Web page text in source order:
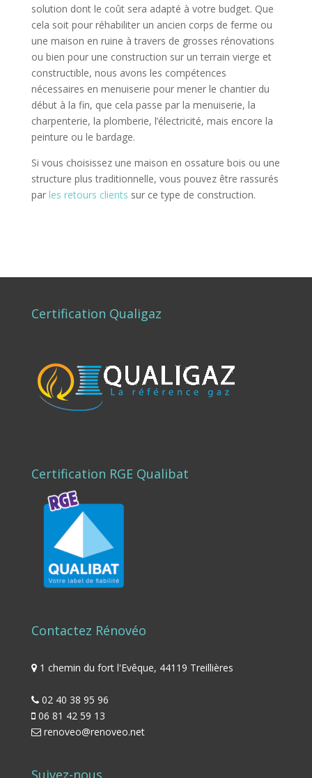
solution dont le coût sera adapté à votre budget. Que
cela soit pour réhabiliter un ancien corps de ferme ou
une maison en ruine à travers de grosses rénovations
ou bien pour une construction sur un terrain vierge et
constructible, nous avons les compétences
nécessaires en menuiserie pour mener le chantier du
début à la fin, que cela passe par la menuiserie, la
charpenterie, la plomberie, l’électricité, mais encore la
peinture ou le bardage.
Si vous choisissez une maison en ossature bois ou une
structure plus traditionnelle, vous pouvez être rassurés
par les retours clients sur ce type de construction.
Certification Qualigaz
Certification RGE Qualibat
Contactez Rénovéo
1 chemin du fort l'Evêque, 44119 Treillières
02 40 38 95 96
06 81 42 59 13
renoveo@renoveo.net